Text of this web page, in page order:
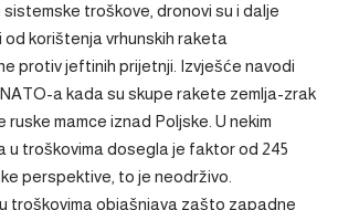
sistemske troškove, dronovi su i dalje
od korištenja vrhunskih raketa
protiv jeftinih prijetnji . Izvješće navodi
a kada su skupe rakete zemlja-zrak
mamce iznad Poljske. U nekim
u troškovima dosegla je faktor od 245
perspektive, to je neodrživo.
troškovima objašnjava zašto zapadne